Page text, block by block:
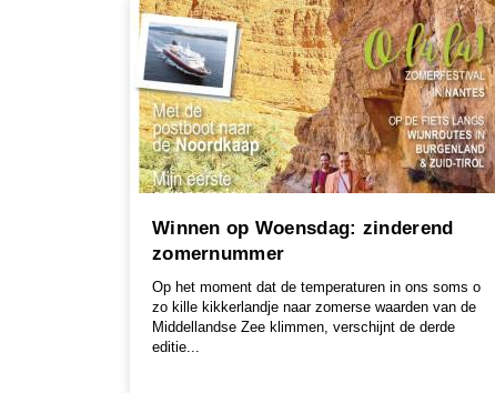
Winnen op Woensdag: zinderend
zomernummer
Op het moment dat de temperaturen in ons soms o
zo kille kikkerlandje naar zomerse waarden van de
Middellandse Zee klimmen, verschijnt de derde
editie...